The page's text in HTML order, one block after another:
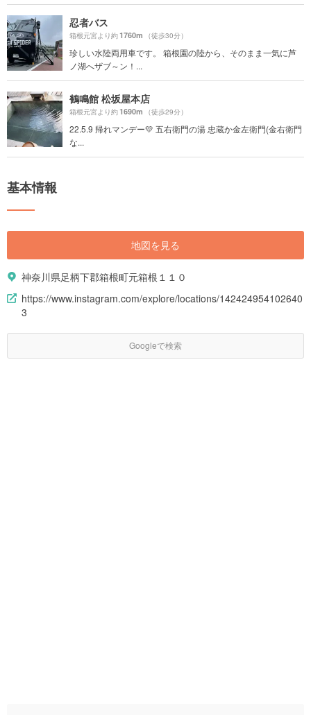
忍者バス
箱根元宮より約1760m （徒歩30分）
珍しい水陸両用車です。 箱根園の陸から、そのまま一気に芦
ノ湖へザブ～ン！...
鶴鳴館 松坂屋本店
箱根元宮より約1690m （徒歩29分）
22.5.9 帰れマンデー💛 五右衛門の湯 忠蔵か金左衛門(金右衛門
な...
基本情報
地図を見る
神奈川県足柄下郡箱根町元箱根１１０
https://www.instagram.com/explore/locations/142424954102640
3
Googleで検索